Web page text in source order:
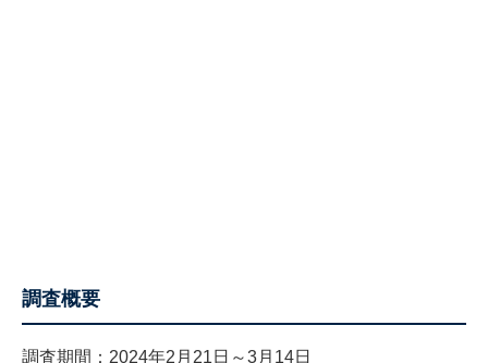
調査概要
調査期間：2024年2月21日～3月14日